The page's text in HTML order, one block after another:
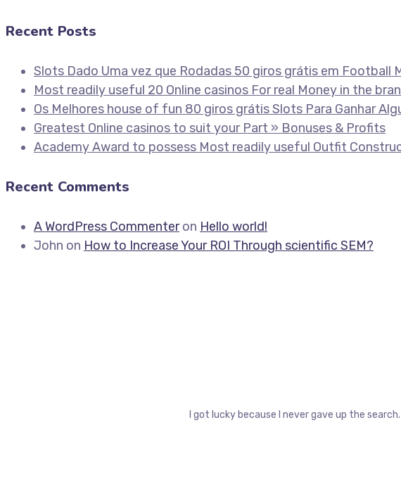
Recent Posts
Slots Dado Uma vez que Rodadas 50 giros grátis em Football
Most readily useful 20 Online casinos For real Money in the
Os Melhores house of fun 80 giros grátis Slots Para Ganhar
Greatest Online casinos to suit your Part » Bonuses & Profits
Academy Award to possess Most readily useful Outfit
Recent Comments
A WordPress Commenteron Hello world!
John on How to Increase Your ROI Through scientific SEM?
I got lucky because I never gave up the